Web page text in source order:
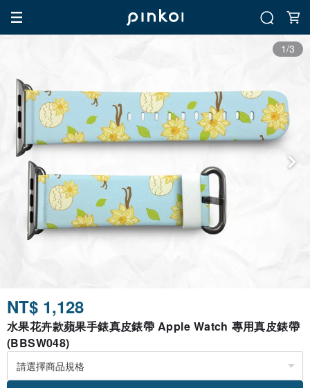
1/3
NT$ 1,128
水果花卉款蘋果手錶真皮錶帶 Apple Watch 專用真皮錶帶
(BBSW048)